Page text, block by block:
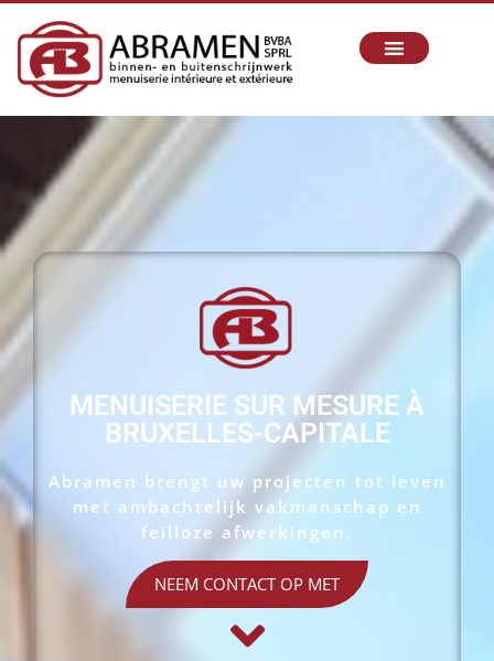
MENUISERIE SUR MESURE À
BRUXELLES-CAPITALE
Abramen brengt uw projecten tot leven
met ambachtelijk vakmanschap en
feilloze afwerkingen.
NEEM CONTACT OP MET